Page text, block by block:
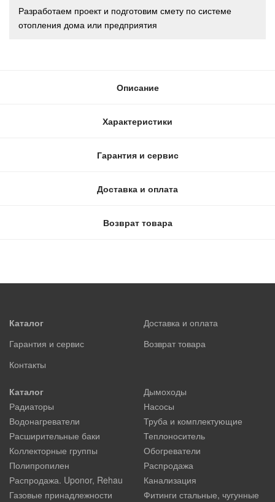
Разработаем проект и подготовим смету по системе
отопления дома или предприятия
Описание
Характеристики
Гарантия и сервис
Доставка и оплата
Возврат товара
Каталог
Доставка и оплата
Гарантия и сервис
Возврат товара
Контакты
Каталог
Дымоходы
Радиаторы
Насосы
Водонагреватели
Труба и комплектующие
Расширительные баки
Теплоноситель
Коллекторные группы
Обогреватели
Полипропилен
Распродажа
Распродажа. Uponor, Rehau
Канализация
Газовые принадлежности
Фитинги стальные, чугунные